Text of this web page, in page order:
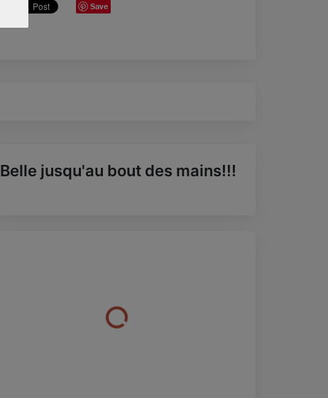
Save
Belle jusqu'au bout des mains!!!